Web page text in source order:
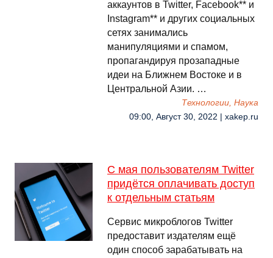
аккаунтов в Twitter, Facebook** и
Instagram** и других социальных
сетях занимались
манипуляциями и спамом,
пропагандируя прозападные
идеи на Ближнем Востоке и в
Центральной Азии. …
Технологии, Наука
09:00, Август 30, 2022 | xakep.ru
С мая пользователям Twitter
придётся оплачивать доступ
к отдельным статьям
Сервис микроблогов Twitter
предоставит издателям ещё
один способ зарабатывать на